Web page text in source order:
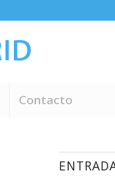
Contacto